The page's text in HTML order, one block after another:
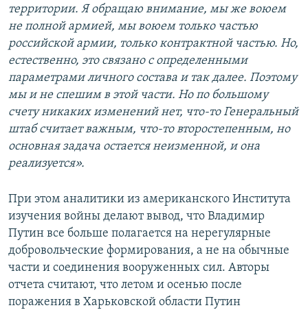
территории. Я обращаю внимание, мы же воюем
не полной армией, мы воюем только частью
российской армии, только контрактной частью. Но,
естественно, это связано с определенными
параметрами личного состава и так далее. Поэтому
мы и не спешим в этой части. Но по большому
счету никаких изменений нет, что-то Генеральный
штаб считает важным, что-то второстепенным, но
основная задача остается неизменной, и она
реализуется».
При этом аналитики из американского Института
изучения войны делают вывод, что Владимир
Путин все больше полагается на нерегулярные
добровольческие формирования, а не на обычные
части и соединения вооруженных сил. Авторы
отчета считают, что летом и осенью после
поражения в Харьковской области Путин